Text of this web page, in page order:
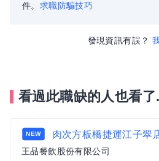
件。 求職防騙技巧
發現資訊有誤？
看過此職缺的人也看了
NEW 肉次方板橋捷運江子翠
王品餐飲股份有限公司